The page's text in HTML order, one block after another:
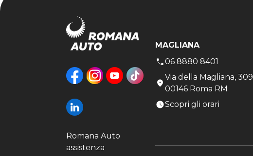
Romana Auto
assistenza
MAGLIANA
06 8880 8401
Via della Magliana, 309
00146 Roma RM
Scopri gli orari